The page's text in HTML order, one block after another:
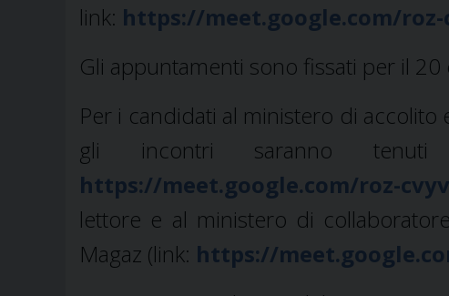
link: https://meet.google.com/roz-
Gli appuntamenti sono fissati per il
Per i candidati al ministero di
gli incontri saranno
https://meet.google.com/roz-
lettore e al ministero di
Magaz (link: https://